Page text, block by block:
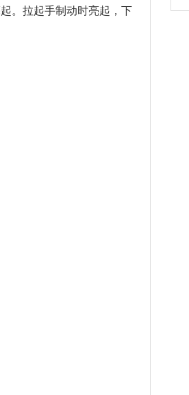
。拉起手制动时亮起，下